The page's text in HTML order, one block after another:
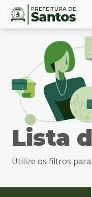
Ir
busca
Ir
Conteúdo
Lista
Utilize os filtros